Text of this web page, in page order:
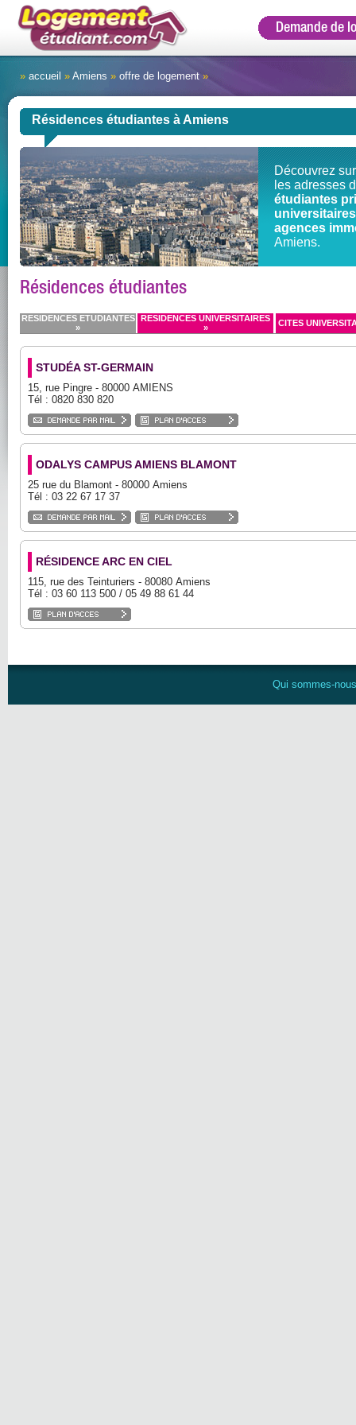
Demande de
» accueil » Amiens » offre de logement»
Résidences étudiantes à Amiens
Découvrez
les adresses
étudiantes
agences
Amiens.
Résidences étudiantes
RESIDENCES ETUDIANTES
»
RESIDENCES UNIVERSITAIRES
»
CITES
STUDÉA ST-GERMAIN
15, rue Pingre - 80000 AMIENS
Tél : 0820 830 820
ODALYS CAMPUS AMIENS BLAMONT
25 rue du Blamont - 80000 Amiens
Tél : 03 22 67 17 37
RÉSIDENCE ARC EN CIEL
115, rue des Teinturiers - 80080 Amiens
Tél : 03 60 113 500 / 05 49 88 61 44
Qui sommes-nous